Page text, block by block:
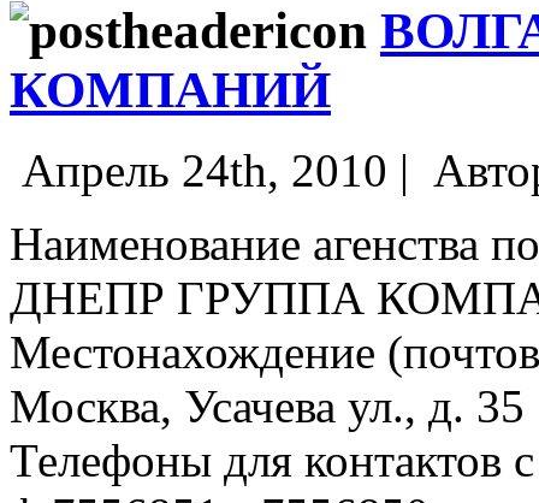
КОМПАНИЙ
Апрель 24th, 2010 |
Наименование агенства
ДНЕПР ГРУППА
Местонахождение
Москва, Усачева ул., д. 35
Телефоны для контактов